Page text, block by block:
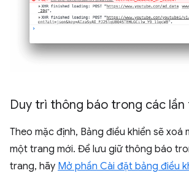
Duy trì thông báo trong các lần
Theo mặc định, Bảng điều khiển sẽ xoá
một trang mới. Để lưu giữ thông báo
trang, hãy Mở phần Cài đặt bảng điều